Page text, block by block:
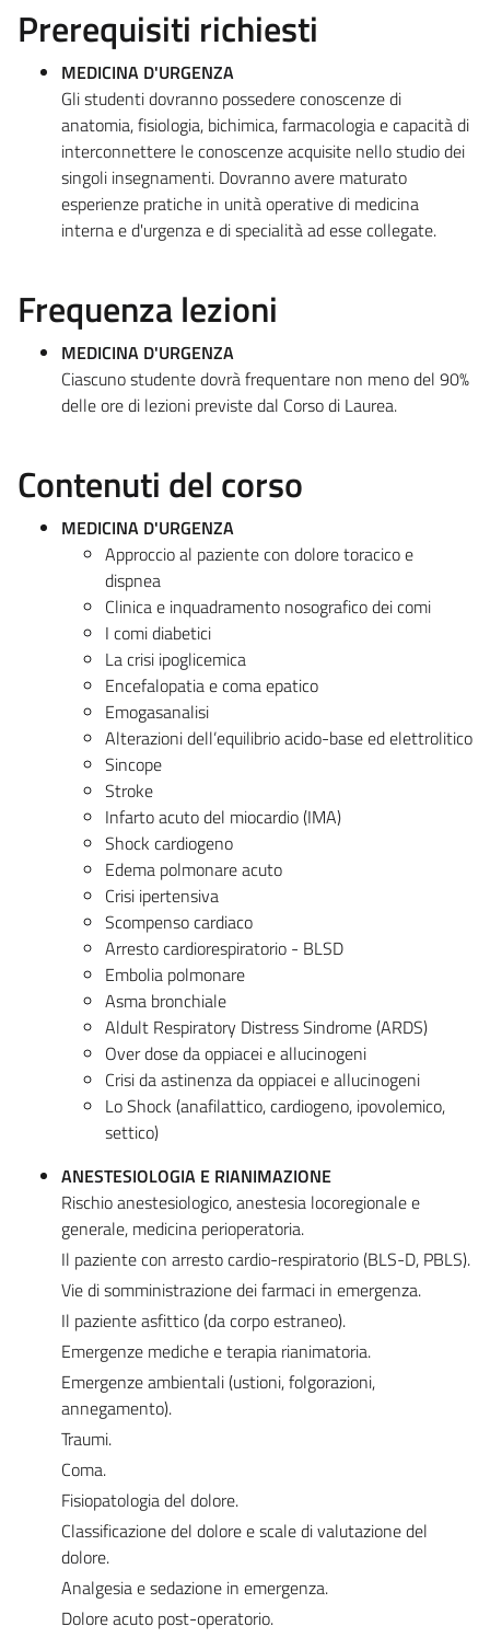
Prerequisiti richiesti
MEDICINA D'URGENZA
Gli studenti dovranno possedere conoscenze di
anatomia, fisiologia, bichimica, farmacologia e capacità di
interconnettere le conoscenze acquisite nello studio dei
singoli insegnamenti. Dovranno avere maturato
esperienze pratiche in unità operative di medicina
interna e d'urgenza e di specialità ad esse collegate.
Frequenza lezioni
MEDICINA D'URGENZA
Ciascuno studente dovrà frequentare non meno del 90%
delle ore di lezioni previste dal Corso di Laurea.
Contenuti del corso
MEDICINA D'URGENZA
Approccio al paziente con dolore toracico e
dispnea
Clinica e inquadramento nosografico dei comi
I comi diabetici
La crisi ipoglicemica
Encefalopatia e coma epatico
Emogasanalisi
Alterazioni dell’equilibrio acido-base ed elettrolitico
Sincope
Stroke
Infarto acuto del miocardio (IMA)
Shock cardiogeno
Edema polmonare acuto
Crisi ipertensiva
Scompenso cardiaco
Arresto cardiorespiratorio - BLSD
Embolia polmonare
Asma bronchiale
Aldult Respiratory Distress Sindrome (ARDS)
Over dose da oppiacei e allucinogeni
Crisi da astinenza da oppiacei e allucinogeni
Lo Shock (anafilattico, cardiogeno, ipovolemico,
settico)
ANESTESIOLOGIA E RIANIMAZIONE
Rischio anestesiologico, anestesia locoregionale e
generale, medicina perioperatoria.
Il paziente con arresto cardio-respiratorio (BLS-D, PBLS).
Vie di somministrazione dei farmaci in emergenza.
Il paziente asfittico (da corpo estraneo).
Emergenze mediche e terapia rianimatoria.
Emergenze ambientali (ustioni, folgorazioni,
annegamento).
Traumi.
Coma.
Fisiopatologia del dolore.
Classificazione del dolore e scale di valutazione del
dolore.
Analgesia e sedazione in emergenza.
Dolore acuto post-operatorio.